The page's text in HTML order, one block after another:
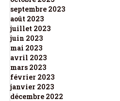
septembre 2023
août 2023
juillet 2023
juin 2023
mai 2023
avril 2023
mars 2023
février 2023
janvier 2023
décembre 2022